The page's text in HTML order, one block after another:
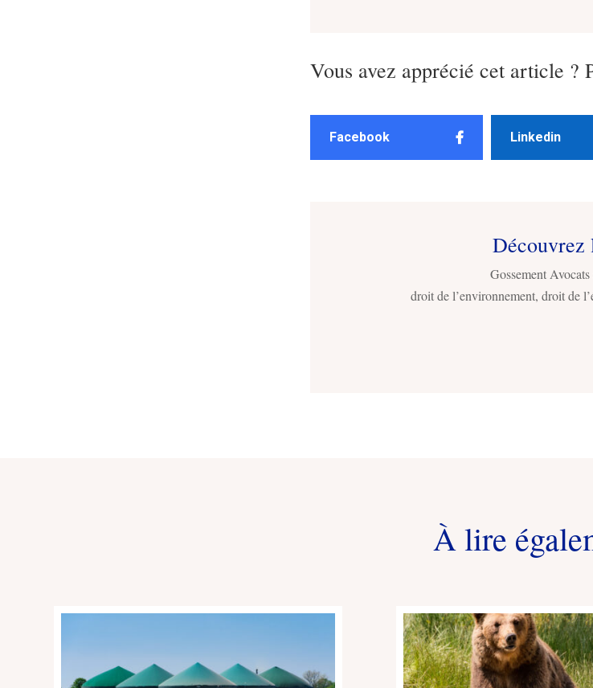
Vous avez apprécié cet article ?
Facebook Linkedin
Découvrez
Gossement Avocats
droit de l’environnement, droit de
À lire